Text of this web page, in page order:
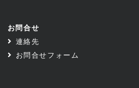
お問合せ
連絡先
お問合せフォーム